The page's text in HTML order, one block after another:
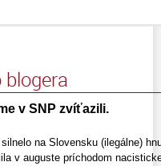
v SNP zvíťazili.
na Slovensku (ilegálne)
v auguste príchodom